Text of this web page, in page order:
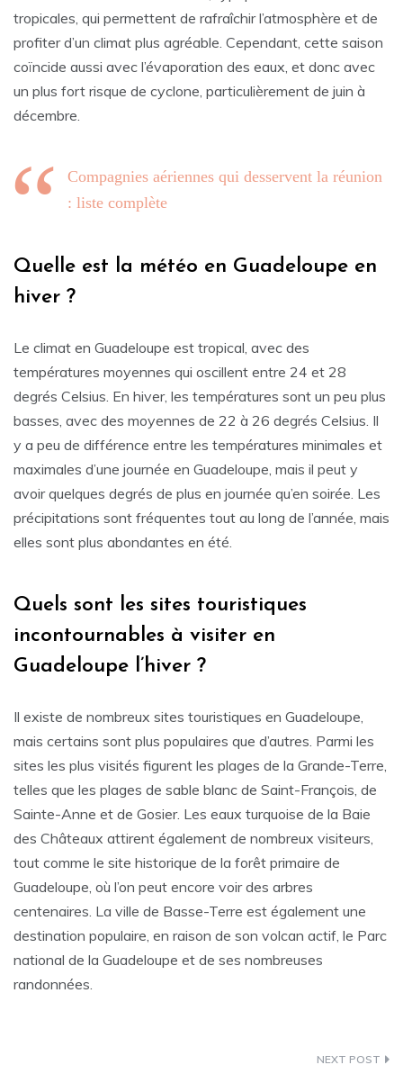
tropicales, qui permettent de rafraîchir l’atmosphère et de
profiter d’un climat plus agréable. Cependant, cette saison
coïncide aussi avec l’évaporation des eaux, et donc avec
un plus fort risque de cyclone, particulièrement de juin à
décembre.
Compagnies aériennes qui desservent la réunion
: liste complète
Quelle est la météo en Guadeloupe en
hiver ?
Le climat en Guadeloupe est tropical, avec des
températures moyennes qui oscillent entre 24 et 28
degrés Celsius. En hiver, les températures sont un peu plus
basses, avec des moyennes de 22 à 26 degrés Celsius. Il
y a peu de différence entre les températures minimales et
maximales d’une journée en Guadeloupe, mais il peut y
avoir quelques degrés de plus en journée qu’en soirée. Les
précipitations sont fréquentes tout au long de l’année, mais
elles sont plus abondantes en été.
Quels sont les sites touristiques
incontournables à visiter en
Guadeloupe l’hiver ?
Il existe de nombreux sites touristiques en Guadeloupe,
mais certains sont plus populaires que d’autres. Parmi les
sites les plus visités figurent les plages de la Grande-Terre,
telles que les plages de sable blanc de Saint-François, de
Sainte-Anne et de Gosier. Les eaux turquoise de la Baie
des Châteaux attirent également de nombreux visiteurs,
tout comme le site historique de la forêt primaire de
Guadeloupe, où l’on peut encore voir des arbres
centenaires. La ville de Basse-Terre est également une
destination populaire, en raison de son volcan actif, le Parc
national de la Guadeloupe et de ses nombreuses
randonnées.